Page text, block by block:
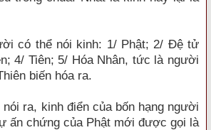
có thể nói kinh: 1/ Phật; 2/ Đệ tử
4/ Tiên; 5/ Hóa Nhân, tức là người
biến hóa ra.
ra, kinh điển của bốn hạng người
ấn chứng của Phật mới được gọi là